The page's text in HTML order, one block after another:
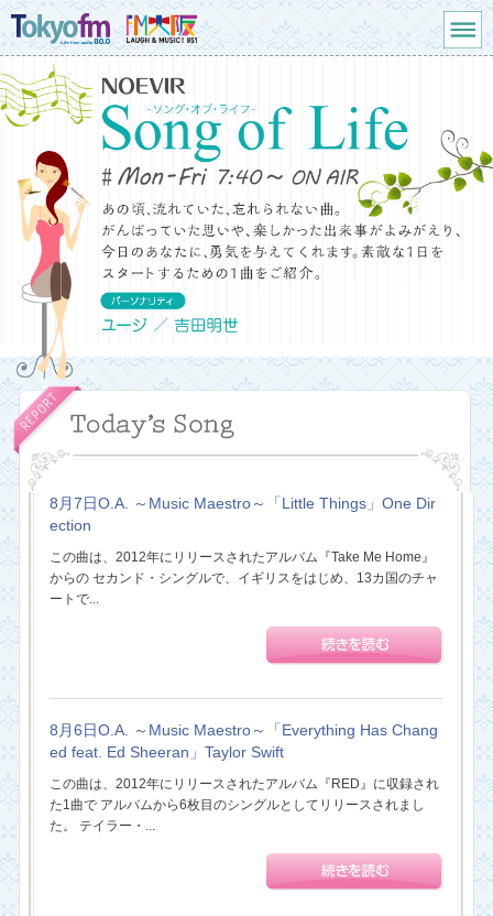
8月7日O.A. ～Music Maestro～「Little Things」One Dir
ection
この曲は、2012年にリリースされたアルバム『Take Me Home』
からの セカンド・シングルで、イギリスをはじめ、13カ国のチャ
ートで...
8月6日O.A. ～Music Maestro～「Everything Has Chang
ed feat. Ed Sheeran」Taylor Swift
この曲は、2012年にリリースされたアルバム『RED』に収録され
た1曲で アルバムから6枚目のシングルとしてリリースされまし
た。 テイラー・...